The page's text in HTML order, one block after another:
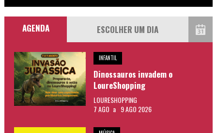
AGENDA
INFANTIL
Dinossauros invadem o
LoureShopping
LOURESHOPPING
7 AGO a 9 AGO 2026